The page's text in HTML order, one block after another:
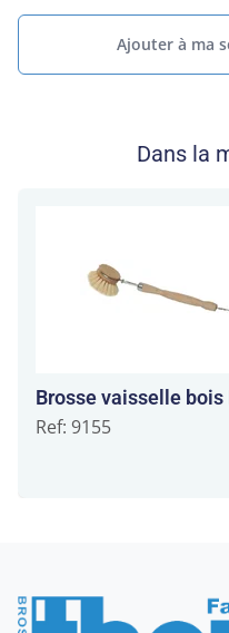
Ajouter à ma
Dans la
Brosse vaisselle bois
Ref: 9155